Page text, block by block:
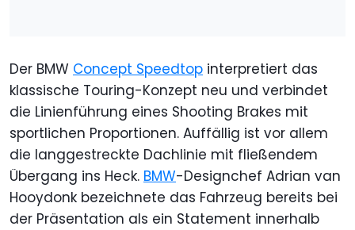
Der BMW Concept Speedtop interpretiert das
klassische Touring-Konzept neu und verbindet
die Linienführung eines Shooting Brakes mit
sportlichen Proportionen. Auffällig ist vor allem
die langgestreckte Dachlinie mit fließendem
Übergang ins Heck. BMW-Designchef Adrian van
Hooydonk bezeichnete das Fahrzeug bereits bei
der Präsentation als ein Statement innerhalb